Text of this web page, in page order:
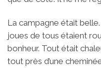
La campagne était belle.
joues de tous étaient
bonheur. Tout était
tout près d’une